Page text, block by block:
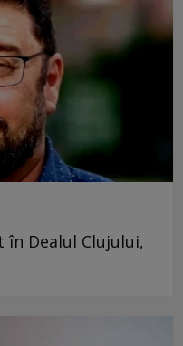
în Dealul Clujului,